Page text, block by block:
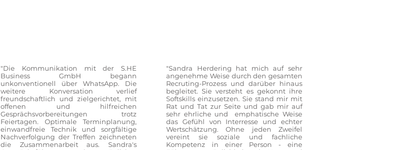
"Die Kommunikation mit der S.HE
Business GmbH begann
unkonventionell über WhatsApp. Die
weitere Konversation verlief
freundschaftlich und zielgerichtet, mit
offenen und hilfreichen
Gesprächsvorbereitungen trotz
Feiertagen. Optimale Terminplanung,
einwandfreie Technik und sorgfältige
Nachverfolgung der Treffen zeichneten
die Zusammenarbeit aus. Sandra's
"Sandra Herdering hat mich auf sehr
angenehme Weise durch den gesamten
Recruting-Prozess und darüber hinaus
begleitet. Sie versteht es gekonnt ihre
Softskills einzusetzen. Sie stand mir mit
Rat und Tat zur Seite und gab mir auf
sehr ehrliche und emphatische Weise
das Gefühl von Interresse und echter
Wertschätzung. Ohne jeden Zweifel
vereint sie soziale und fachliche
Kompetenz in einer Person - eine